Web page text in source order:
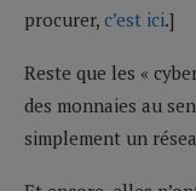
procurer, c’est ici.]
Reste que les «
des monnaies au
simplement un